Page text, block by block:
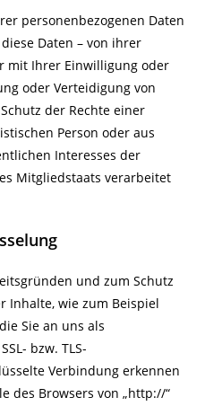
personenbezogenen Daten
Daten – von ihrer
mit Ihrer Einwilligung oder
oder Verteidigung von
der Rechte einer
Person oder aus
Interesses der
Mitgliedstaats verarbeitet
und zum Schutz
Inhalte, wie zum Beispiel
Sie an uns als
bzw. TLS-
Verbindung erkennen
des Browsers von „http://“